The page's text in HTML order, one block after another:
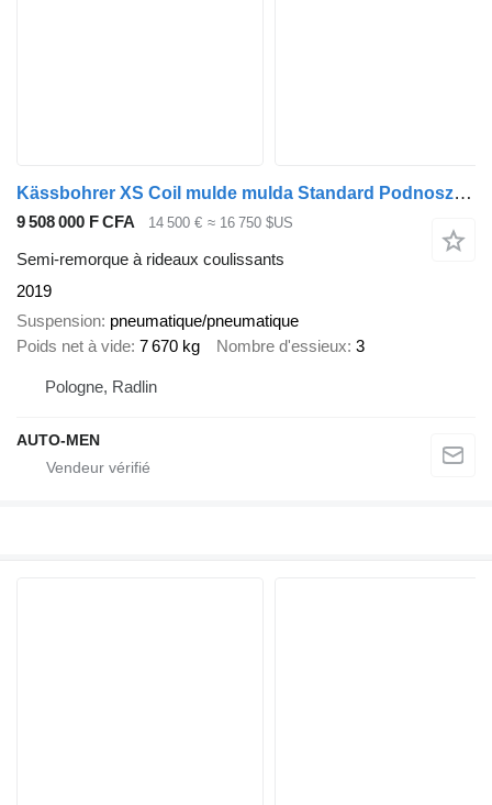
Kässbohrer XS Coil mulde mulda Standard Podnoszony Varios dach 3 wysokości
9 508 000 F CFA 14 500 € ≈ 16 750 $US
Semi-remorque à rideaux coulissants
2019
Suspension pneumatique/pneumatique
Poids net à vide 7 670 kg Nombre d'essieux 3
Pologne, Radlin
AUTO-MEN